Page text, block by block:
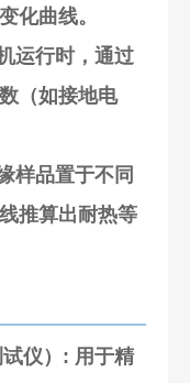
化曲线。
运行时，通过
（如接地电
样品置于不同
推算出耐热等
仪） : 用于精